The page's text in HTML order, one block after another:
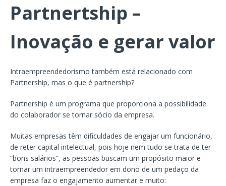
Partnertship –
Inovação e gerar valor
Intraempreendedorismo também está relacionado com
Partnership, mas o que é partnership?
Partnership é um programa que proporciona a possibilidade
do colaborador se tornar sócio da empresa.
Muitas empresas têm dificuldades de engajar um funcionário,
de reter capital intelectual, pois hoje nem tudo se trata de ter
“bons salários”, as pessoas buscam um propósito maior e
tornar um intraempreendedor em dono de um pedaço da
empresa faz o engajamento aumentar e muito: